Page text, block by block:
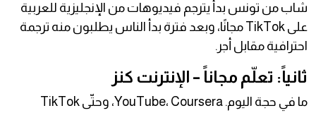
شاب من تونس بدأ يترجم فيديوهات من الإنجليزية للعربية
على TikTok مجانًا، وبعد فترة بدأ الناس يطلبون منه ترجمة
احترافية مقابل أجر.
ثانياً: تعلّم مجاناً – الإنترنت كنز
ما في حجة اليوم. YouTube، Coursera، وحتّى TikTok